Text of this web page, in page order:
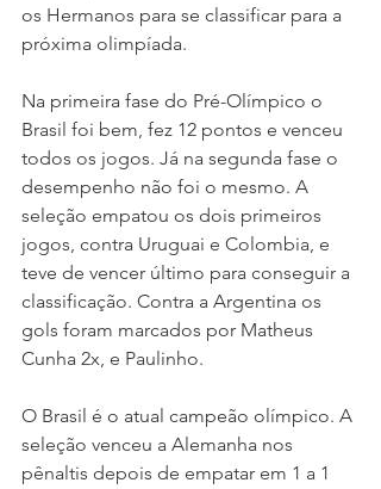
os Hermanos para se classificar para a
próxima olimpíada.
Na primeira fase do Pré-Olímpico o
Brasil foi bem, fez 12 pontos e venceu
todos os jogos. Já na segunda fase o
desempenho não foi o mesmo. A
seleção empatou os dois primeiros
jogos, contra Uruguai e Colombia, e
teve de vencer último para conseguir a
classificação. Contra a Argentina os
gols foram marcados por Matheus
Cunha 2x, e Paulinho.
O Brasil é o atual campeão olímpico. A
seleção venceu a Alemanha nos
pênaltis depois de empatar em 1 a 1